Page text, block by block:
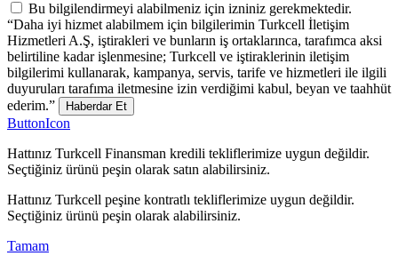
Bu bilgilendirmeyi alabilmeniz için izniniz gerekmektedir.
“Daha iyi hizmet alabilmem için bilgilerimin Turkcell İletişim
Hizmetleri A.Ş, iştirakleri ve bunların iş ortaklarınca, tarafımca aksi
belirtiline kadar işlenmesine; Turkcell ve iştiraklerinin iletişim
bilgilerimi kullanarak, kampanya, servis, tarife ve hizmetleri ile ilgili
duyuruları tarafıma iletmesine izin verdiğimi kabul, beyan ve taahhüt
ederim.”
Haberdar Et
ButtonIcon
Hattınız Turkcell Finansman kredili tekliflerimize uygun değildir.
Seçtiğiniz ürünü peşin olarak satın alabilirsiniz.
Hattınız Turkcell peşine kontratlı tekliflerimize uygun değildir.
Seçtiğiniz ürünü peşin olarak alabilirsiniz.
Tamam